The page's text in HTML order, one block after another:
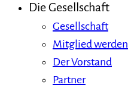
Die Gesellschaft
Gesellschaft
Mitglied werden
Der Vorstand
Partner